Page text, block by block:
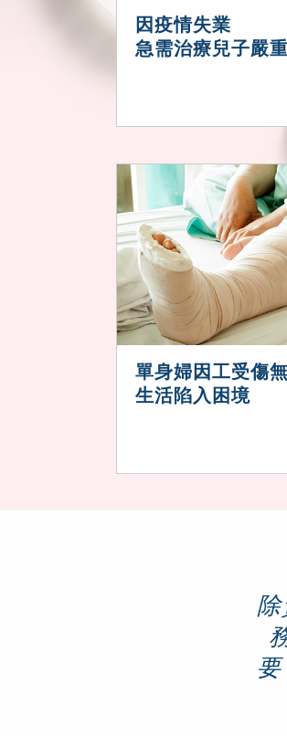
因疫情失業
急需治療兒子嚴
單身婦因工受傷
生活陷入困境